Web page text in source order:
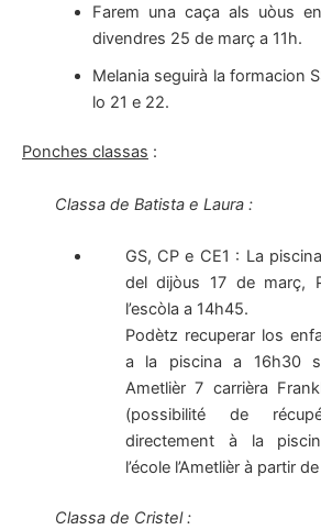
Farem una caça als uòus
divendres 25 de març a 11h.
Melania seguirà la formacion
lo 21 e 22.
Ponches classas :
Classa de Batista e Laura :
GS, CP e CE1 : La
del dijòus 17 de març,
l’escòla a 14h45.
Podètz recuperar los
a la piscina a 16h30
Ametlièr 7 carrièra
(possibilité de
directement à la
l’école l’Ametlièr à partir
Classa de Cristel :